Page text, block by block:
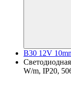
B30 12V
W/m, IP20,